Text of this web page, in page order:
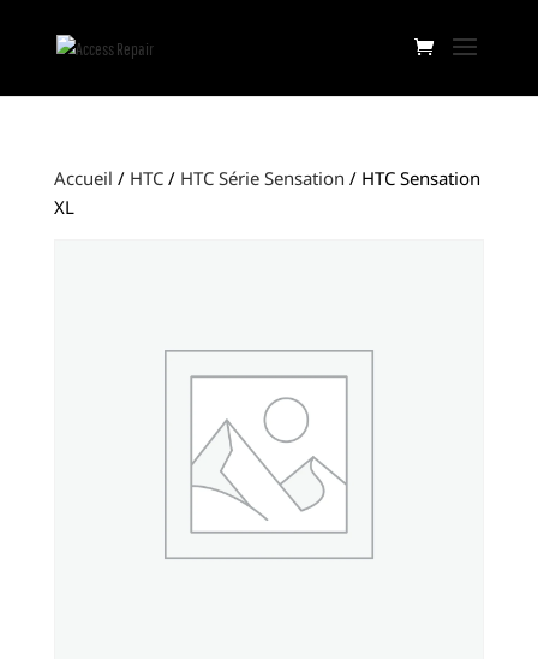
Accueil / HTC/ HTC Série Sensation / HTC Sensation
XL